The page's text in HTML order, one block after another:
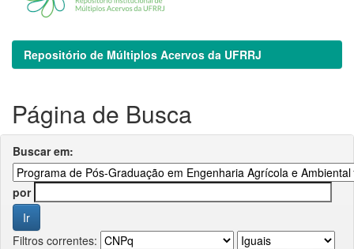
Repositório de Múltiplos Acervos da UFRRJ
Página de Busca
Buscar em:
por
Filtros correntes: